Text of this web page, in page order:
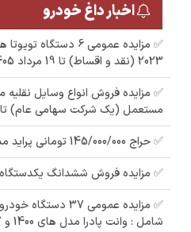
اخبار داغ خودرو
✅ مزایده عمومی 6
2023 (نقد و اقساط) تا 19 مرداد 1405
✅ مزایده فروش انواع وسایل
مستعمل (یک شرکت سهامی عام) تا 26 مرداد 1405
✅ حراج 145/000/000 تومانی پراید مدل : 1381 ( دوگانه سوز)
✅ مزایده فروش ششدانگ یکدستگاه
✅ مزایده عمومی
شامل : وانت پادرا مدل های 1400 و 87